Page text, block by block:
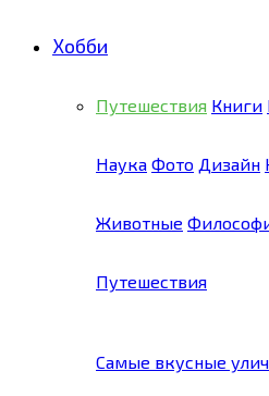
Хобби
Путешествия Книги
Наука Фото Дизайн
Животные
Путешествия
Самые вкусные